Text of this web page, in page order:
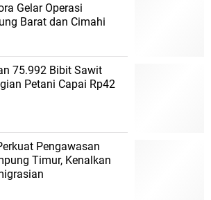
Gelar Operasi
Barat dan Cimahi
75.992 Bibit Sawit
Petani Capai Rp42
Pengawasan
Timur, Kenalkan